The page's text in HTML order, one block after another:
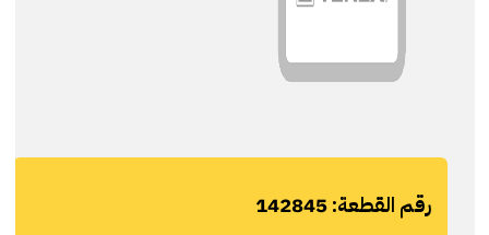
رقم القطعة:142845